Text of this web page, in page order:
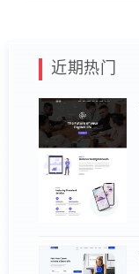
近期热门